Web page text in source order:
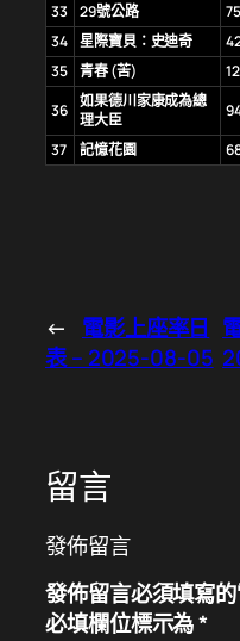
33 29號公路 75
34 星際寶貝：史迪奇
35 青春 (苦)
36 如果德川家康成為總
理大臣
37
記憶花園
←
電影上座率日
表 – 2025-08-05
留言
發佈留言
發佈留言必須填寫
必填欄位標示為*